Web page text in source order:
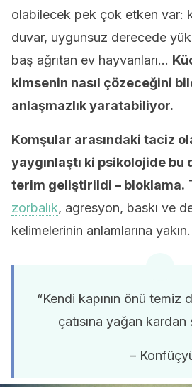
olabilecek pek çok etken var:
duvar, uygunsuz derecede
baş ağrıtan ev hayvanları…
kimsenin nasıl çözeceğini
anlaşmazlık yaratabiliyor.
Komşular arasındaki taciz
yaygınlaştı ki psikolojide bu
terim geliştirildi – bloklama.
zorbalık, agresyon, baskı ve
kelimelerinin anlamlarına yakın.
“Kendi kapının önü temiz
çatısına yağan
–